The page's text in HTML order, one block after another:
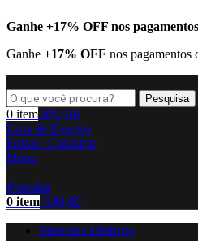
Ganhe +17% OFF nos
Ganhe +17% OFF nos pagamentos
Pesquisa
0 item R$0,00
Lista de Desejos
Entrar / Cadastrar
Menu
Pesquisa
0 item R$0,00
Materiais Elétricos